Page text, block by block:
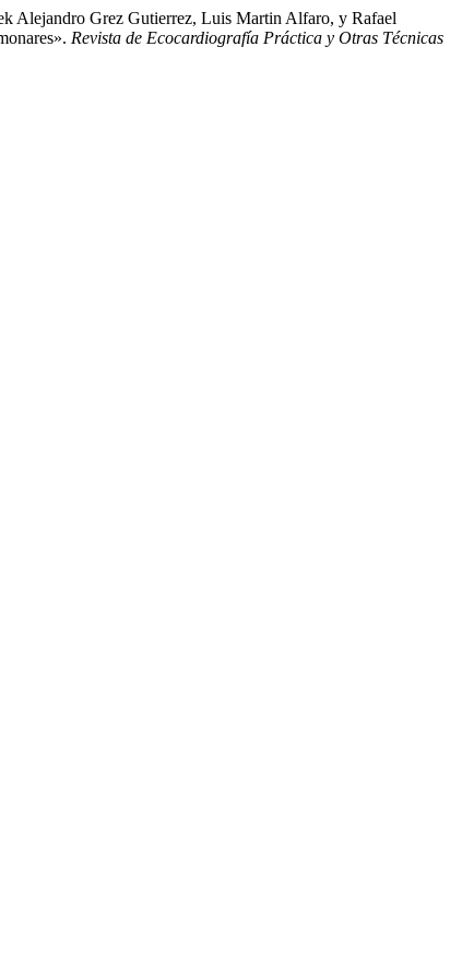
Alejandro Grez Gutierrez, Luis Martin Alfaro, y Rafael
Revista de Ecocardiografía Práctica y Otras Técnicas